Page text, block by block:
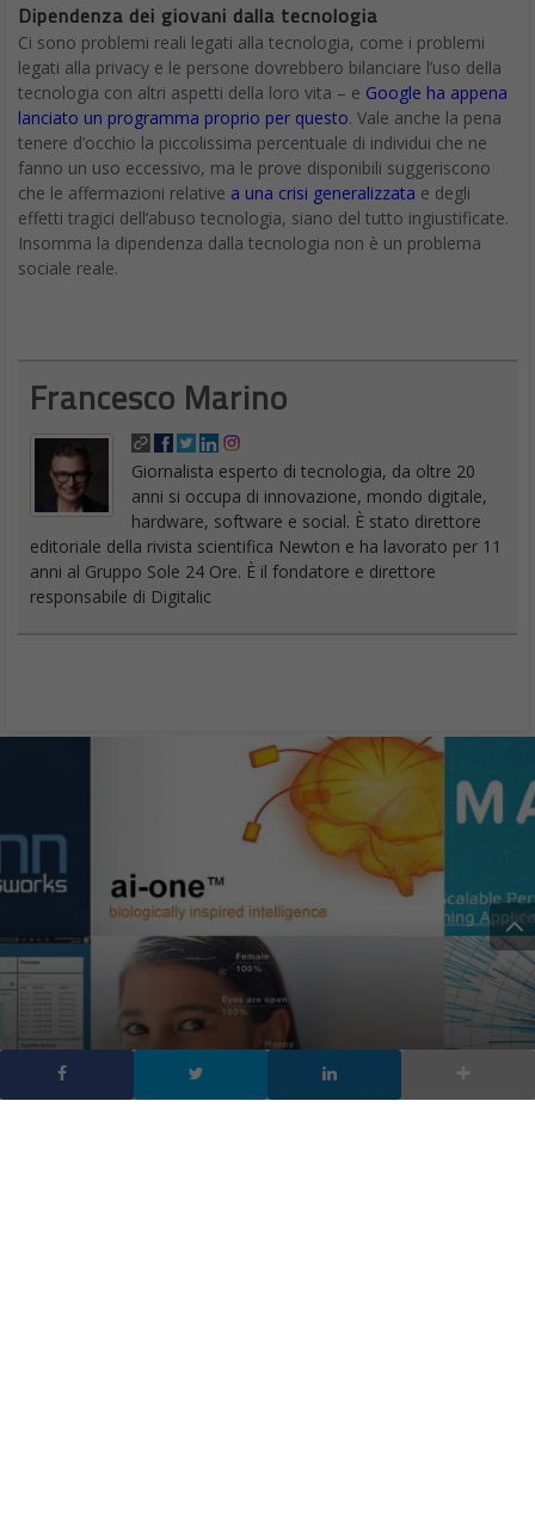
Dipendenza dei giovani dalla tecnologia
Ci sono problemi reali legati alla tecnologia, come i problemi
legati alla privacy e le persone dovrebbero bilanciare l’uso della
tecnologia con altri aspetti della loro vita – e Google ha appena
lanciato un programma proprio per questo. Vale anche la pena
tenere d’occhio la piccolissima percentuale di individui che ne
fanno un uso eccessivo, ma le prove disponibili suggeriscono
che le affermazioni relative a una crisi generalizzata e degli
effetti tragici dell’abuso tecnologia, siano del tutto ingiustificate.
Insomma la dipendenza dalla tecnologia non è un problema
sociale reale.
Francesco Marino
Giornalista esperto di tecnologia, da oltre 20
anni si occupa di innovazione, mondo digitale,
hardware, software e social. È stato direttore
editoriale della rivista scientifica Newton e ha lavorato per 11
anni al Gruppo Sole 24 Ore. È il fondatore e direttore
responsabile di Digitalic
I 10 migliori software di